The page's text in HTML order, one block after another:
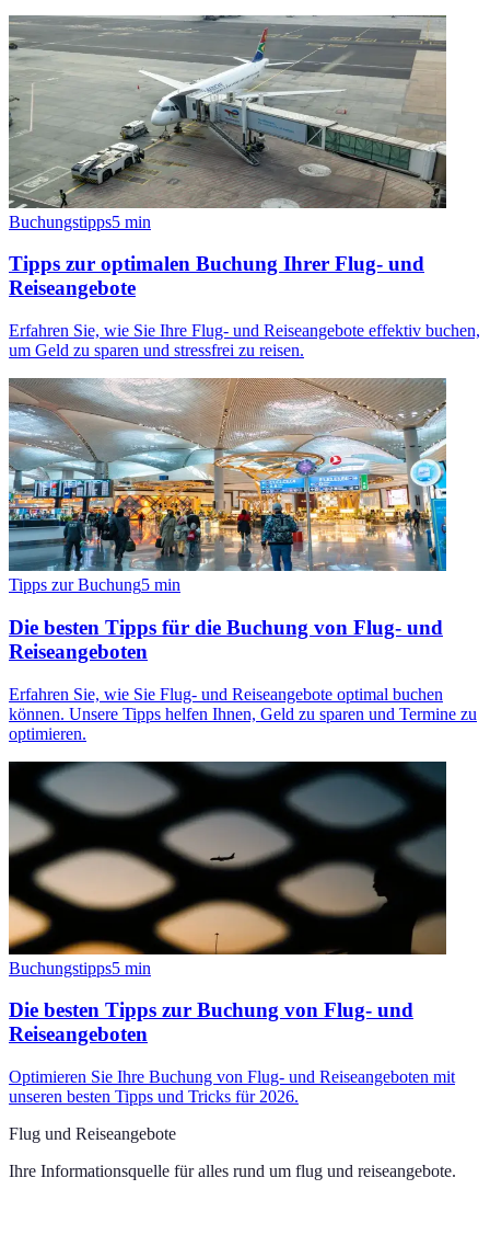
Buchungstipps5 min
Tipps zur optimalen Buchung Ihrer Flug- und
Reiseangebote
Erfahren Sie, wie Sie Ihre Flug- und Reiseangebote effektiv buchen,
um Geld zu sparen und stressfrei zu reisen.
Tipps zur Buchung5 min
Die besten Tipps für die Buchung von Flug- und
Reiseangeboten
Erfahren Sie, wie Sie Flug- und Reiseangebote optimal buchen
können. Unsere Tipps helfen Ihnen, Geld zu sparen und Termine zu
optimieren.
Buchungstipps5 min
Die besten Tipps zur Buchung von Flug- und
Reiseangeboten
Optimieren Sie Ihre Buchung von Flug- und Reiseangeboten mit
unseren besten Tipps und Tricks für 2026.
Flug und Reiseangebote
Ihre Informationsquelle für alles rund um flug und reiseangebote.